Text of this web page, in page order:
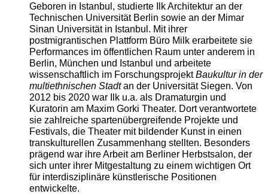
Geboren in Istanbul, studierte Ilk Architektur an der
Technischen Universität Berlin sowie an der Mimar
Sinan Universität in Istanbul. Mit ihrer
postmigrantischen Plattform Büro Milk erarbeitete sie
Performances im öffentlichen Raum unter anderem in
Berlin, München und Istanbul und arbeitete
wissenschaftlich im ForschungsprojektBaukultur in der
multiethnischen Stadtan der Universität Siegen. Von
2012 bis 2020 war Ilk u.a. als Dramaturgin und
Kuratorin am Maxim Gorki Theater. Dort verantwortete
sie zahlreiche spartenübergreifende Projekte und
Festivals, die Theater mit bildender Kunst in einen
transkulturellen Zusammenhang stellten. Besonders
prägend war ihre Arbeit am Berliner Herbstsalon, der
sich unter ihrer Mitgestaltung zu einem wichtigen Ort
für interdisziplinäre künstlerische Positionen
entwickelte.